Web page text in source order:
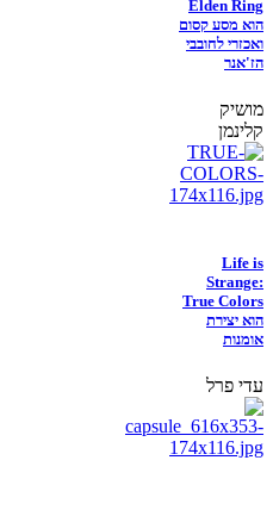
Elden Ring
הוא מסע קסום
ואכזרי לחובבי
הז'אנר
מושיק
קלינמן
Life is
Strange:
True Colors
הוא יצירת
אומנות
עדי פרל